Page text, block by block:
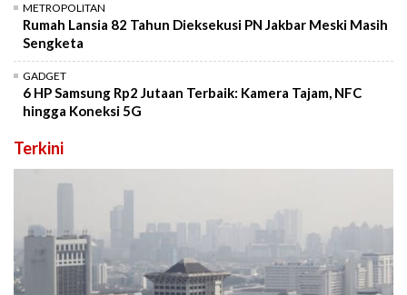
METROPOLITAN
Rumah Lansia 82 Tahun Dieksekusi PN Jakbar Meski Masih
Sengketa
GADGET
6 HP Samsung Rp2 Jutaan Terbaik: Kamera Tajam, NFC
hingga Koneksi 5G
Terkini